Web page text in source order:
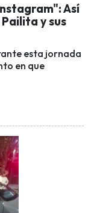
Así
y sus
esta jornada
en que